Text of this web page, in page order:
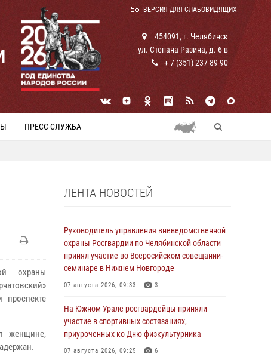
ВЕРСИЯ ДЛЯ СЛАБОВИДЯЩИХ
454091, г. Челябинск
ул. Степана Разина, д. 6 в
+ 7 (351) 237-89-90
ПРЕСС-СЛУЖБА
охраны
женщине,
ЛЕНТА НОВОСТЕЙ
Руководитель управления вневедомственной
охраны Росгвардии по Челябинской области
принял участие во Всеросийском совещании-
семинаре в Нижнем Новгороде
07 августа 2026, 09:33 3
На Южном Урале росгвардейцы приняли
участие в спортивных состязаниях,
приуроченных ко Дню физкультурника
07 августа 2026, 09:25 6